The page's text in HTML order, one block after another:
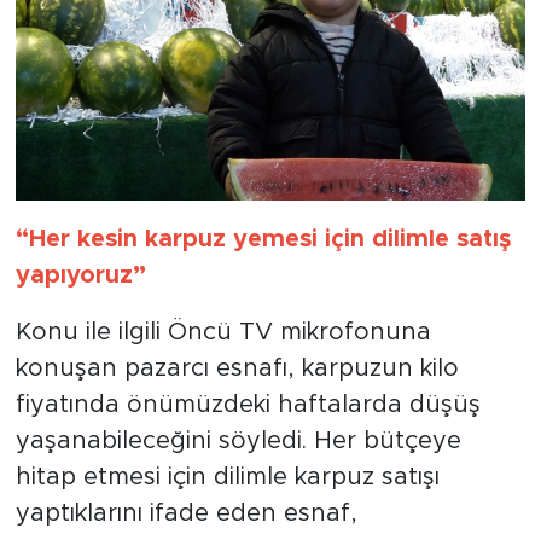
“Her kesin karpuz yemesi için dilimle satış
yapıyoruz”
Konu ile ilgili Öncü TV mikrofonuna
konuşan pazarcı esnafı, karpuzun kilo
fiyatında önümüzdeki haftalarda düşüş
yaşanabileceğini söyledi. Her bütçeye
hitap etmesi için dilimle karpuz satışı
yaptıklarını ifade eden esnaf,